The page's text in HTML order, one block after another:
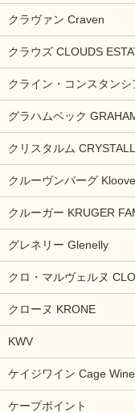
クラヴァン Craven
クラウズ CLOUDS
クライン・コンスタン
グラハムベック
クリスタルム
クルーヴンバーグ
クルーガー KRUGER
グレネリー Glenelly
クロ・マルヴェルヌ
クローヌ KRONE
KWV
ケイジワイン Cage Wine
ケープポイント